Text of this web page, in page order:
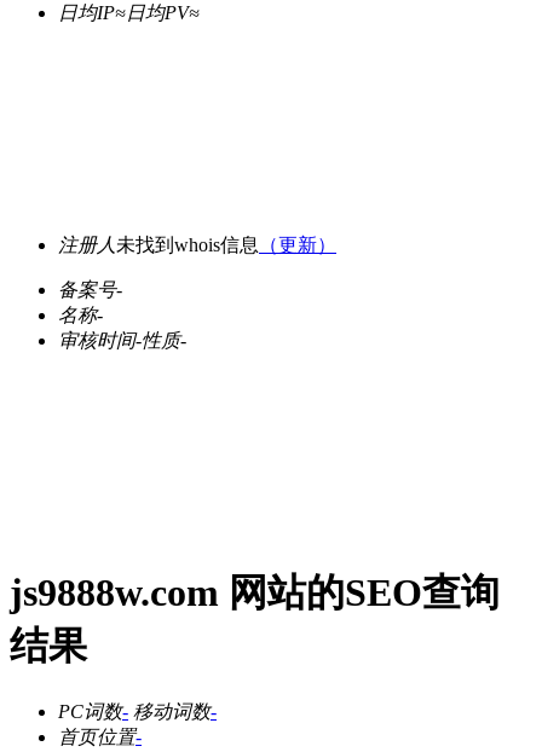
日均IP≈日均PV≈
注册人 未找到whois信息 （更新）
备案号-
名称-
审核时间-性质-
js9888w.com 网站的SEO查询
结果
PC词数- 移动词数-
首页位置-